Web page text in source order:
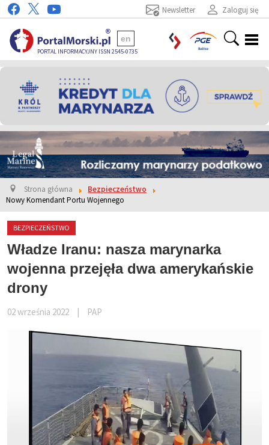
Zaloguj się
Newsletter
PORTAL INFORMACYJNY ISSN 2545-0735
en
Strona główna
Bezpieczeństwo
Nowy Komendant Portu Wojennego
BEZPIECZEŃSTWO
Władze Iranu: nasza marynarka
wojenna przejęła dwa amerykańskie
drony
02 września 2022 PAP